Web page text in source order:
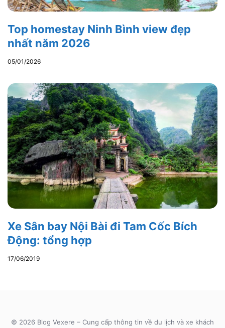
Top homestay Ninh Bình view đẹp
nhất năm 2026
05/01/2026
Xe Sân bay Nội Bài đi Tam Cốc Bích
Động: tổng hợp
17/06/2019
© 2026 Blog Vexere – Cung cấp thông tin về du lịch và xe khách